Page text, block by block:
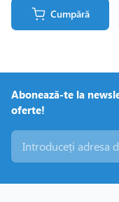
Cumpără
Abonează-te la
oferte!